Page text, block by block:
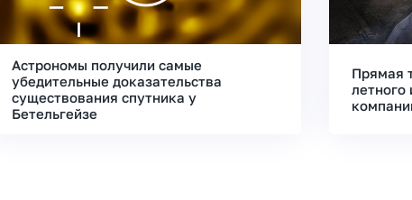
Астрономы получили самые
убедительные доказательства
существования спутника у
Бетельгейзе
Прямая
летного